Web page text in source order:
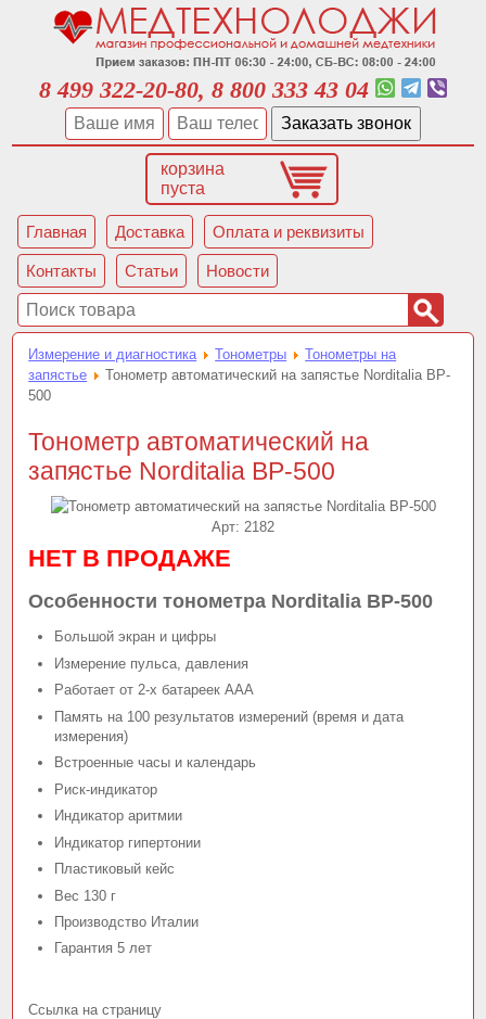
8 499 322-20-80, 8 800 333 43 04
корзина
пуста
Главная Доставка Оплата и реквизиты
Контакты Статьи Новости
Измерение и диагностика Тонометры
Тонометры на
запястье
Тонометр автоматический на запястье Norditalia BP-
500
Тонометр автоматический на
запястье Norditalia BP-500
Арт: 2182
НЕТ В ПРОДАЖЕ
Особенности тонометра Norditalia BP-500
Большой экран и цифры
Измерение пульса, давления
Работает от 2-х батареек AAA
Память на 100 результатов измерений (время и дата
измерения)
Встроенные часы и календарь
Риск-индикатор
Индикатор аритмии
Индикатор гипертонии
Пластиковый кейс
Вес 130 г
Производство Италии
Гарантия 5 лет
Ссылка на страницу